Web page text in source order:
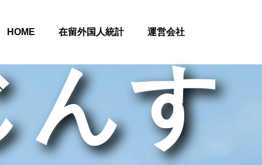
HOME 在留外国人統計 運営会社
んす